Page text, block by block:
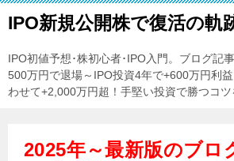
IPO新規公開株で復活の軌
IPO初値予想･株初心者･IPO入門。ブログ記
500万円で退場～IPO投資4年で+600万円利
わせて+2,000万円超！手堅い投資で勝つコツ
2025年～最新版のブロ